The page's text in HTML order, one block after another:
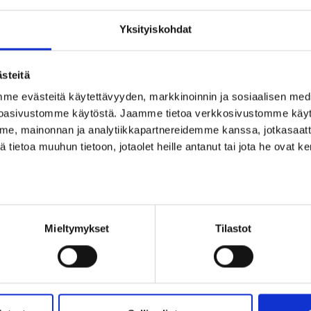
Yksityiskohdat
evästeitä käytettävyyden, markkinoinnin ja sosiaalisen
käytöstä. Jaamme tietoa verkkosivustomme
mainonnan ja analytiikkapartnereidemme kanssa,
tietoa muuhun tietoon, jotaolet heille antanut tai jota he ovat
Mieltymykset Tilastot
työmenetelmien suunnitteluun kuin kohdata onnettomuus,
Näin varmistetaan, ettei satu onnettomuuksia, jotka voivat
vaan ne muodostavat välttämättömän osan menestyksekästä
riskien arvioinnin merkitys ymmärretään ja otetaan tosissaan, se
arviointi tai työohjeet
kemikaalien hallinnassa?
yrityksellenne toimiva ratkaisu! Katso myös